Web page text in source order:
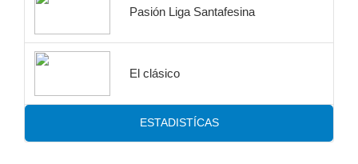
Pasión Liga Santafesina
El clásico
ESTADISTÍCAS